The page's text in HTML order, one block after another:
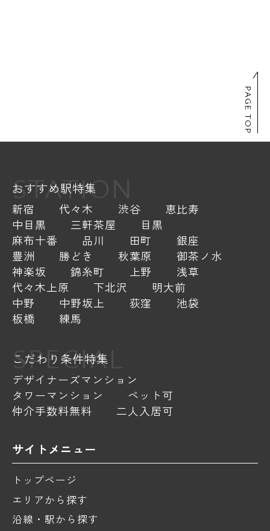
PAGE TOP
STATION
おすすめ駅特集
新宿 代々木 渋谷
恵比寿
中目黒
三軒茶屋
目黒
麻布十番
品川 田町
銀座
豊洲
勝どき 秋葉原
御茶ノ水
神楽坂
錦糸町 上野
浅草
代々木上原
下北沢
明大前
中野
中野坂上 荻窪
池袋
板橋
練馬
SPECIAL
こだわり条件特集
デザイナーズマンション
タワーマンション
ペット可
仲介手数料無料
二人入居可
サイトメニュー
トップページ
エリアから探す
沿線・駅から探す